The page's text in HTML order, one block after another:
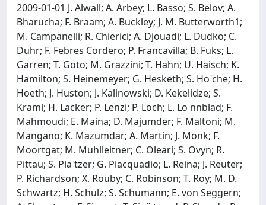
2009-01-01 J. Alwall; A. Arbey; L. Basso; S. Belov; A.
Bharucha; F. Braam; A. Buckley; J. M. Butterworth1;
M. Campanelli; R. Chierici; A. Djouadi; L. Dudko; C.
Duhr; F. Febres Cordero; P. Francavilla; B. Fuks; L.
Garren; T. Goto; M. Grazzini; T. Hahn; U. Haisch; K.
Hamilton; S. Heinemeyer; G. Hesketh; S. Ho ̈che; H.
Hoeth; J. Huston; J. Kalinowski; D. Kekelidze; S.
Kraml; H. Lacker; P. Lenzi; P. Loch; L. Lo ̈nnblad; F.
Mahmoudi; E. Maina; D. Majumder; F. Maltoni; M.
Mangano; K. Mazumdar; A. Martin; J. Monk; F.
Moortgat; M. Muhlleitner; C. Oleari; S. Ovyn; R.
Pittau; S. Pla ̈tzer; G. Piacquadio; L. Reina; J. Reuter;
P. Richardson; X. Rouby; C. Robinson; T. Roy; M. D.
Schwartz; H. Schulz; S. Schumann; E. von Seggern;